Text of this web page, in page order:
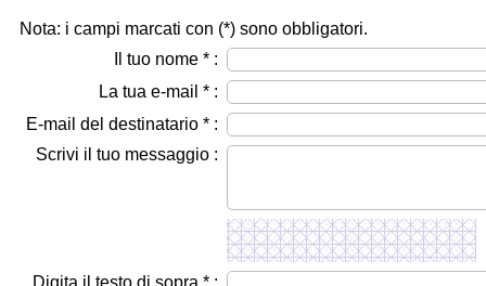
Nota: i campi marcati con (*) sono obbligatori.
Il tuo nome * :
La tua e-mail * :
E-mail del destinatario * :
Scrivi il tuo messaggio :
Digita il testo di sopra * :